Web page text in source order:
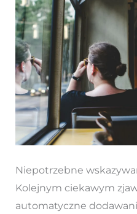
Niepotrzebne
Kolejnym ciekawym
automatyczne